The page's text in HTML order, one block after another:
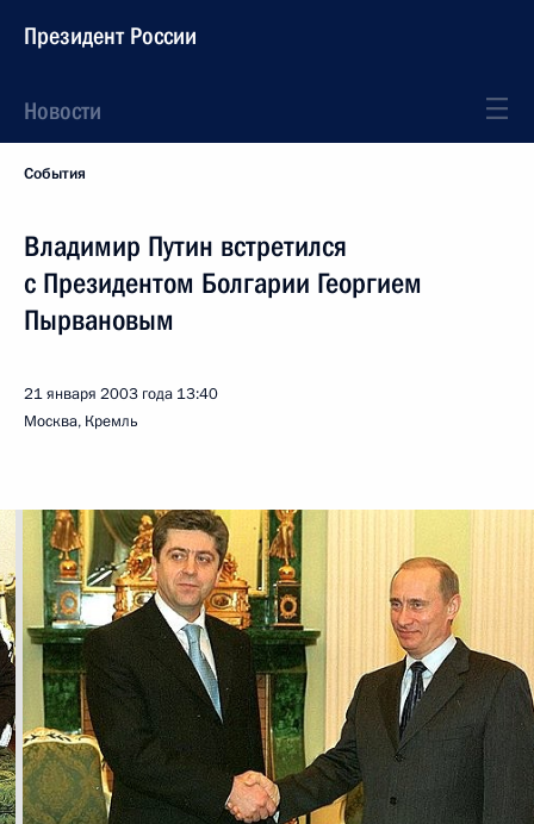
Президент России
Новости
События
Владимир Путин встретился
с Президентом Болгарии Георгием
Пырвановым
21 января 2003 года 13:40
Москва, Кремль